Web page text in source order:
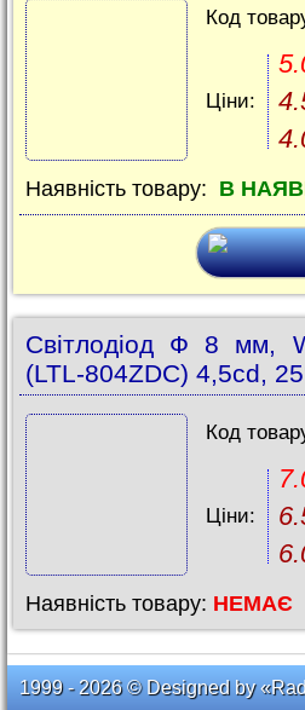
Код
Ціни:
Наявність товару: В
Світлодіод Ф 8 мм,
(LTL-804ZDC) 4,5cd,
Код
Ціни:
Наявність товару: НЕМАЄ
1999 - 2026 © Designed by